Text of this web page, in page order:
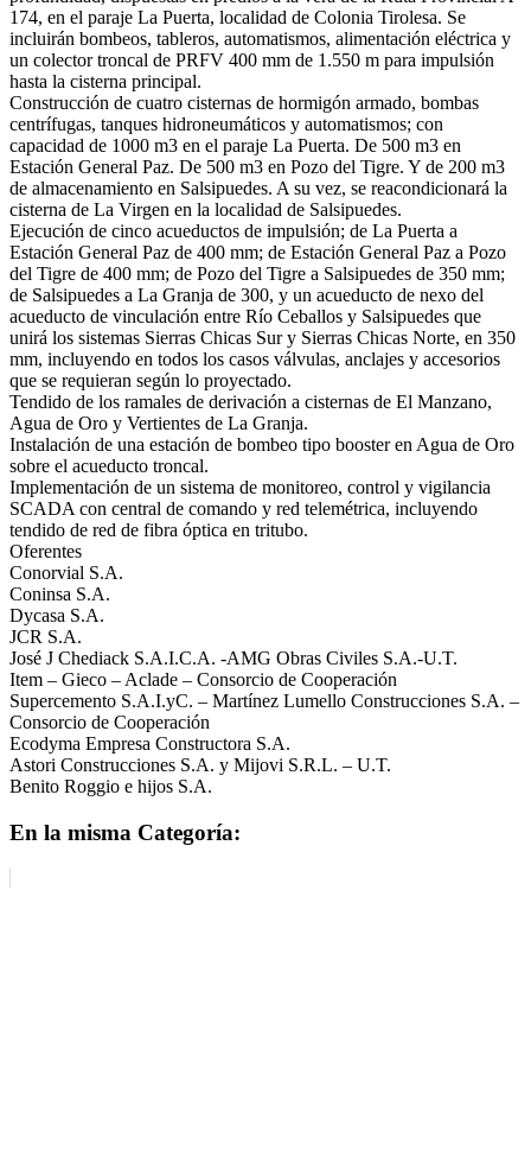
174, en el paraje La Puerta, localidad de Colonia Tirolesa. Se
incluirán bombeos, tableros, automatismos, alimentación eléctrica y
un colector troncal de PRFV 400 mm de 1.550 m para impulsión
hasta la cisterna principal.
Construcción de cuatro cisternas de hormigón armado, bombas
centrífugas, tanques hidroneumáticos y automatismos; con
capacidad de 1000 m3 en el paraje La Puerta. De 500 m3 en
Estación General Paz. De 500 m3 en Pozo del Tigre. Y de 200 m3
de almacenamiento en Salsipuedes. A su vez, se reacondicionará la
cisterna de La Virgen en la localidad de Salsipuedes.
Ejecución de cinco acueductos de impulsión; de La Puerta a
Estación General Paz de 400 mm; de Estación General Paz a Pozo
del Tigre de 400 mm; de Pozo del Tigre a Salsipuedes de 350 mm;
de Salsipuedes a La Granja de 300, y un acueducto de nexo del
acueducto de vinculación entre Río Ceballos y Salsipuedes que
unirá los sistemas Sierras Chicas Sur y Sierras Chicas Norte, en 350
mm, incluyendo en todos los casos válvulas, anclajes y accesorios
que se requieran según lo proyectado.
Tendido de los ramales de derivación a cisternas de El Manzano,
Agua de Oro y Vertientes de La Granja.
Instalación de una estación de bombeo tipo booster en Agua de Oro
sobre el acueducto troncal.
Implementación de un sistema de monitoreo, control y vigilancia
SCADA con central de comando y red telemétrica, incluyendo
tendido de red de fibra óptica en tritubo.
Oferentes
Conorvial S.A.
Coninsa S.A.
Dycasa S.A.
JCR S.A.
José J Chediack S.A.I.C.A. -AMG Obras Civiles S.A.-U.T.
Item – Gieco – Aclade – Consorcio de Cooperación
Supercemento S.A.I.yC. – Martínez Lumello Construcciones S.A. –
Consorcio de Cooperación
Ecodyma Empresa Constructora S.A.
Astori Construcciones S.A. y Mijovi S.R.L. – U.T.
Benito Roggio e hijos S.A.
En la misma Categoría: